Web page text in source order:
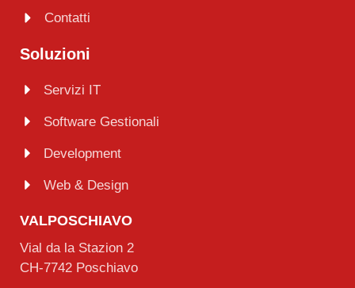
Contatti
Soluzioni
Servizi IT
Software Gestionali
Development
Web & Design
VALPOSCHIAVO
Vial da la Stazion 2
CH-7742 Poschiavo